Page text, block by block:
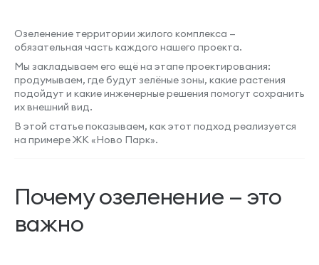
Озеленение территории жилого комплекса —
обязательная часть каждого нашего проекта.
Мы закладываем его ещё на этапе проектирования:
продумываем, где будут зелёные зоны, какие растения
подойдут и какие инженерные решения помогут сохранить
их внешний вид.
В этой статье показываем, как этот подход реализуется
на примере ЖК «Ново Парк».
Почему озеленение — это
важно